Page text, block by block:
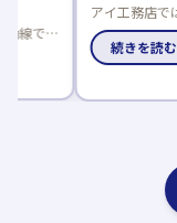
アイ工務店では、夏
値だけでは分からない
るフェアを開催中です。
続きを読む →